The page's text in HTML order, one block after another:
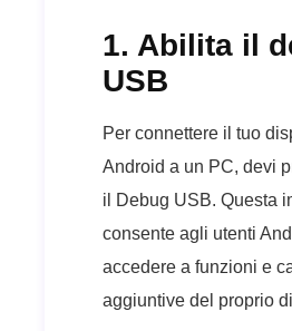
1. Abilita il
USB
Per connettere il tuo
Android a un PC, devi
il Debug USB. Questa
consente agli utenti
accedere a funzioni e
aggiuntive del proprio